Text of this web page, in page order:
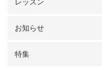
レッスン
お知らせ
特集